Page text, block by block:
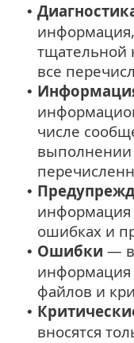
•
тщательной
все
•
числе
выполнении
•
информация
ошибках и
• Ошибки — в
информация
файлов и
•
вносятся